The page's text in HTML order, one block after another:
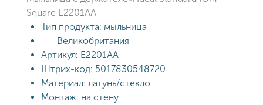
Square E2201AA
Тип продукта: мыльница
Великобритания
Артикул: E2201AA
Штрих-код: 5017830548720
Материал: латунь/стекло
Монтаж: на стену